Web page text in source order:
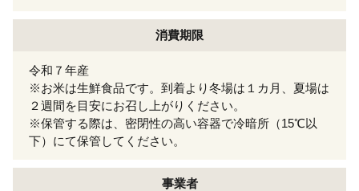
消費期限
令和７年産
※お米は生鮮食品です。到着より冬場は１カ月、夏場は
２週間を目安にお召し上がりください。
※保管する際は、密閉性の高い容器で冷暗所（15℃以
下）にて保管してください。
事業者